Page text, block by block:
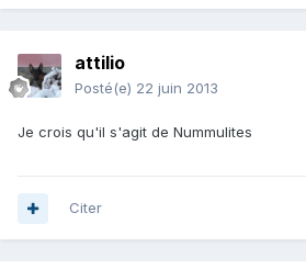
attilio
Posté(e) 22 juin 2013
Je crois qu'il s'agit de Nummulites
Citer